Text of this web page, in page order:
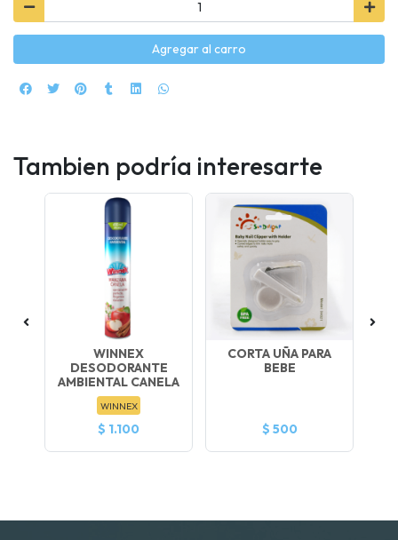
Agregar al carro
Tambien podría interesarte
WINNEX
DESODORANTE
AMBIENTAL CANELA
WINNEX
$ 1.100
CORTA UÑA PARA
BEBE
$ 500